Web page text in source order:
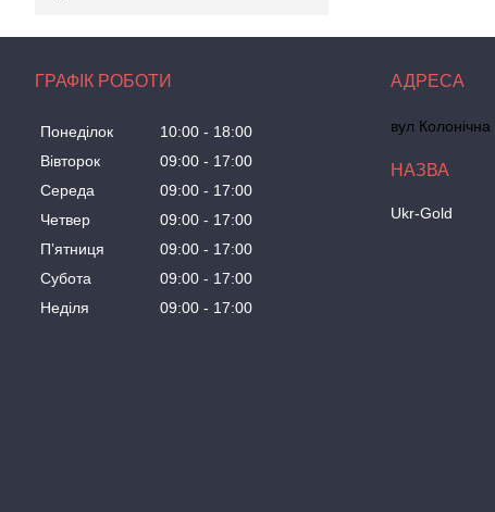
ГРАФІК РОБОТИ
Понеділок 10:00
18:00
Вівторок
09:00
17:00
Середа
09:00
17:00
Четвер
09:00
17:00
Пʼятниця
09:00
17:00
Субота
09:00
17:00
Неділя
09:00 17:00
вул
Ukr-Gold